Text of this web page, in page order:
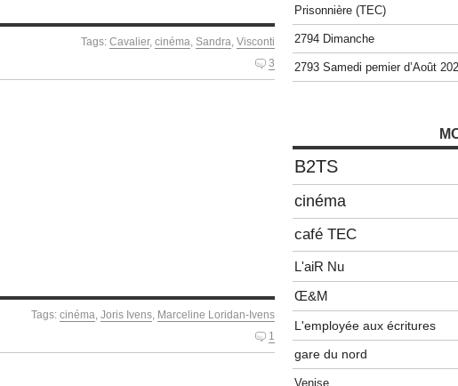
Tags: Cavalier, cinéma, Sandra, Visconti
3
Tags: cinéma Joris Ivens Marceline Loridan-Ivens
1
Prisonnière (TEC)
2794 Dimanche
2793 Samedi pemier d’Août
B2TS
cinéma
café TEC
L'aiR Nu
Œ&M
L'employée aux écritures
gare du nord
Venise